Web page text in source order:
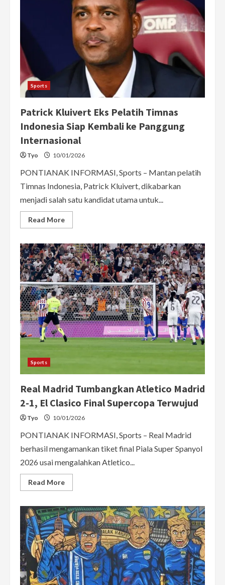
Sports
Patrick Kluivert Eks Pelatih Timnas
Indonesia Siap Kembali ke Panggung
Internasional
Tyo 10/01/2026
PONTIANAK INFORMASI, Sports – Mantan pelatih
Timnas Indonesia, Patrick Kluivert, dikabarkan
menjadi salah satu kandidat utama untuk...
Read MoreRead
more
Kluivert
Eks
Pelatih
Timnas
Indonesia
Siap
Kembali
ke
Panggung
Internasional
Sports
Real Madrid Tumbangkan Atletico Madrid
2-1, El Clasico Final Supercopa Terwujud
Tyo 10/01/2026
PONTIANAK INFORMASI, Sports – Real Madrid
berhasil mengamankan tiket final Piala Super Spanyol
2026 usai mengalahkan Atletico...
Read MoreRead
more
Madrid
Tumbangkan
Atletico
Madrid
2-
1,
El
Clasico
Final
Supercopa
Terwujud